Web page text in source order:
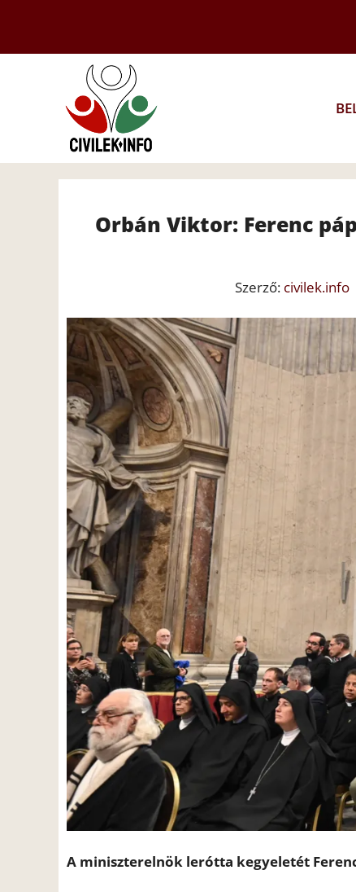
tartalomba
Orbán Viktor: Ferenc
Szerző: civilek.info
A miniszterelnök lerótta kegyeletét